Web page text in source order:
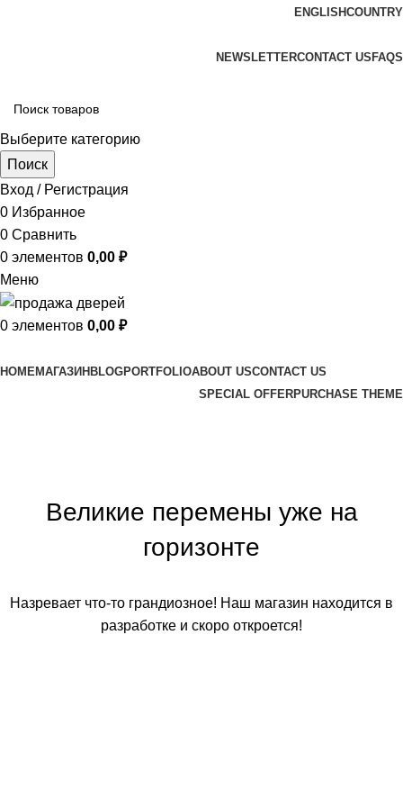
ENGLISHCOUNTRY
NEWSLETTERCONTACT US FAQS
Выберите категорию
Поиск
Вход / Регистрация
0 Избранное
0 Сравнить
0 элементов 0,00 ₽
Меню
0 элементов 0,00 ₽
HOMEМАГАЗИН BLOGPORTFOLIOABOUT USCONTACT US
SPECIAL OFFERPURCHASE THEME
Великие перемены уже на
горизонте
Назревает что-то грандиозное! Наш магазин находится в
разработке и скоро откроется!